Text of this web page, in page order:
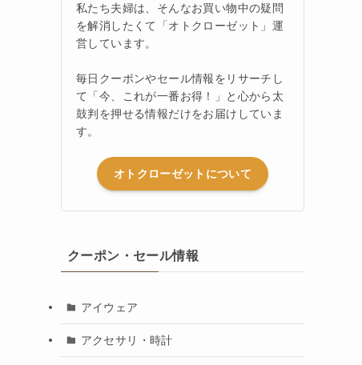
私たち夫婦は、そんなお買い物中の疑問
を解消したくて「オトクローゼット」運
営しています。
毎日クーポンやセール情報をリサーチし
て「今、これが一番お得！」と心から太
鼓判を押せる情報だけをお届けしていま
す。
オトクローゼットについて
クーポン・セール情報
アイウェア
アクセサリ・時計